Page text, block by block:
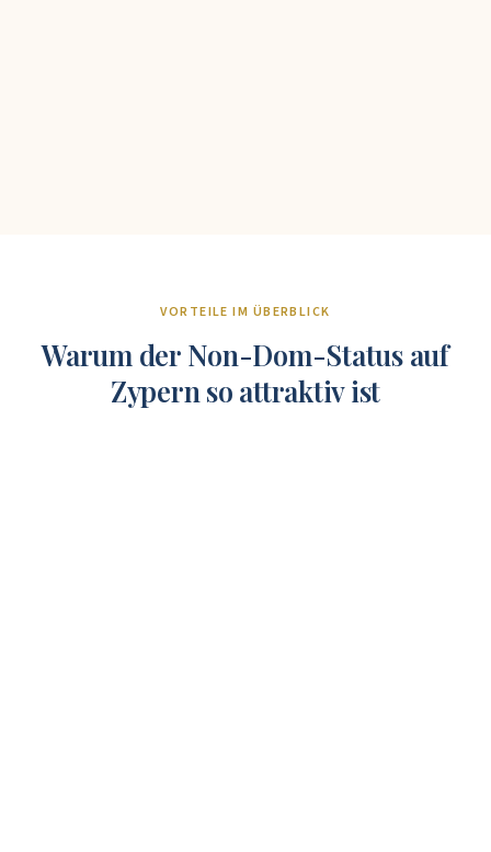
VORTEILE IM ÜBERBLICK
Warum der Non-Dom-Status auf
Zypern so attraktiv ist